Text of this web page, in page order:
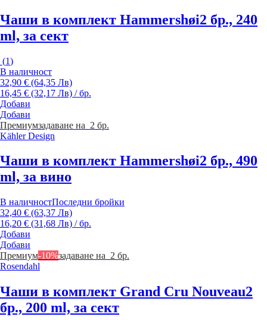
Чаши в комплект Hammershøi2 бр., 240
ml, за сект
(1)
В наличност
32,90 € (64,35 Лв)
16,45 € (32,17 Лв) / бр.
Добави
Добави
Премиумзадаване на 2 бр.
Kähler Design
Чаши в комплект Hammershøi2 бр., 490
ml, за вино
В наличностПоследни бройки
32,40 € (63,37 Лв)
16,20 € (31,68 Лв) / бр.
Добави
Добави
Премиум-10%задаване на 2 бр.
Rosendahl
Чаши в комплект Grand Cru Nouveau2
бр., 200 ml, за сект